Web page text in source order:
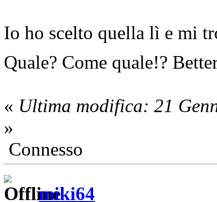
Io ho scelto quella lì e mi
Quale? Come quale!?
« Ultima modifica: 21
»
Connesso
miki64